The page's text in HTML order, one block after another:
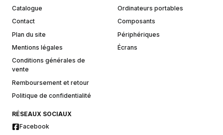
Catalogue
Contact
Plan du site
Mentions légales
Conditions générales de
vente
Remboursement et retour
Politique de confidentialité
Ordinateurs portables
Composants
Périphériques
Écrans
RÉSEAUX SOCIAUX
Facebook